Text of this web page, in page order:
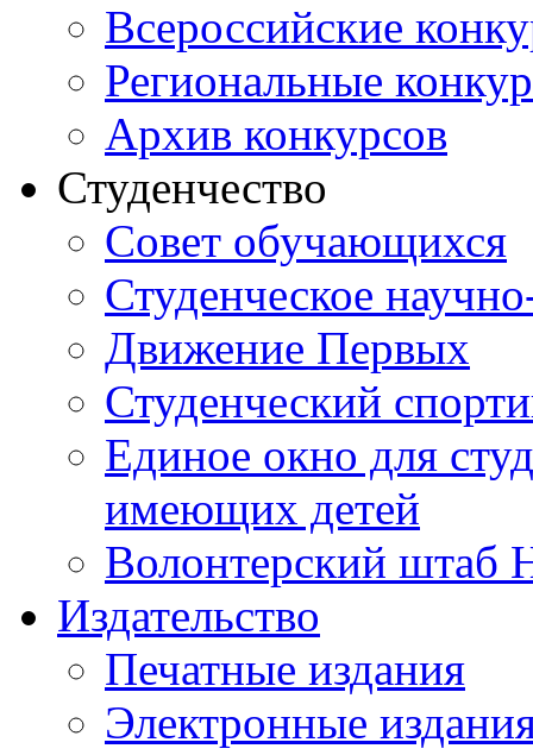
Всероссийские
Региональные
Архив конкурсов
Студенчество
Совет обучающихся
Студенческое
Движение Первых
Студенческий
Единое окно для
имеющих детей
Волонтерский штаб
Издательство
Печатные издания
Электронные